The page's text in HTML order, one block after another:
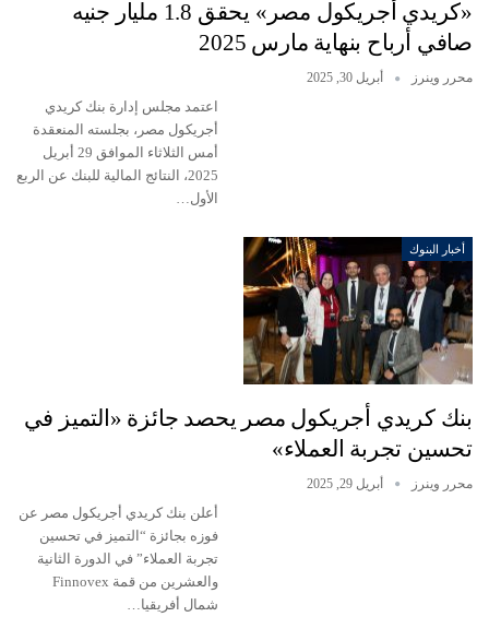
«كريدي أجريكول مصر» يحقق 1.8 مليار جنيه
صافي أرباح بنهاية مارس 2025
محرر وينرز أبريل 30, 2025
اعتمد مجلس إدارة بنك كريدي
أجريكول مصر، بجلسته المنعقدة
أمس الثلاثاء الموافق 29 أبريل
2025، النتائج المالية للبنك عن الربع
الأول…
أخبار البنوك
بنك كريدي أجريكول مصر يحصد جائزة «التميز في
تحسين تجربة العملاء»
محرر وينرز أبريل 29, 2025
أعلن بنك كريدي أجريكول مصر عن
فوزه بجائزة “التميز في تحسين
تجربة العملاء” في الدورة الثانية
والعشرين من قمة Finnovex
شمال أفريقيا…